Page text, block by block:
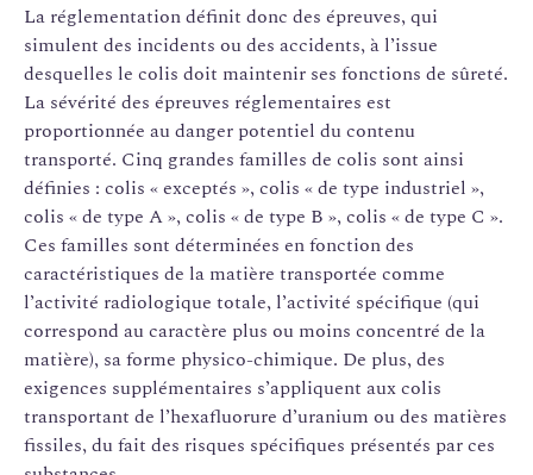
La réglementation définit donc des épreuves, qui
simulent des incidents ou des accidents, à l’issue
desquelles le colis doit maintenir ses fonctions de sûreté.
La sévérité des épreuves réglementaires est
proportionnée au danger potentiel du contenu
transporté. Cinq grandes familles de colis sont ainsi
définies : colis « exceptés », colis « de type industriel »,
colis « de type A », colis « de type B », colis « de type C ».
Ces familles sont déterminées en fonction des
caractéristiques de la matière transportée comme
l’activité radiologique totale, l’activité spécifique (qui
correspond au caractère plus ou moins concentré de la
matière), sa forme physico-chimique. De plus, des
exigences supplémentaires s’appliquent aux colis
transportant de l’hexafluorure d’uranium ou des matières
fissiles, du fait des risques spécifiques présentés par ces